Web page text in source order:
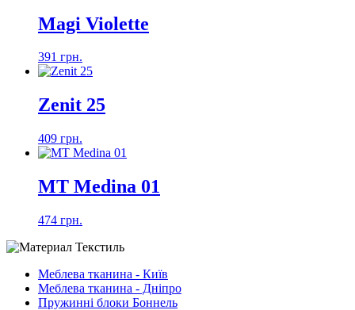
Magi Violette
391 грн.
Zenit 25
409 грн.
MT Medina 01
474 грн.
Меблева тканина - Київ
Меблева тканина - Дніпро
Пружинні блоки Боннель